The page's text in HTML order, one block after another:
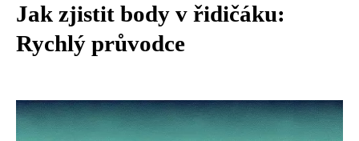
Jak zjistit body v řidičáku:
Rychlý průvodce